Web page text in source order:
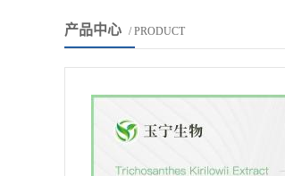
产品中心 / PRODUCT